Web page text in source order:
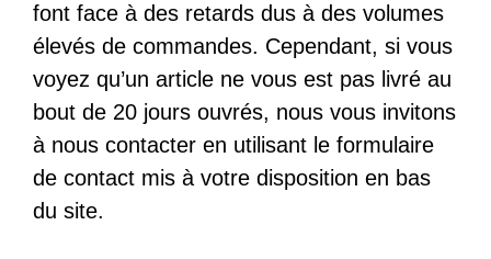
font face à des retards dus à des volumes
élevés de commandes. Cependant, si vous
voyez qu’un article ne vous est pas livré au
bout de 20 jours ouvrés, nous vous invitons
à nous contacter en utilisant le formulaire
de contact mis à votre disposition en bas
du site.